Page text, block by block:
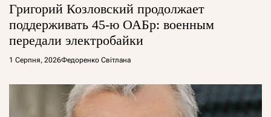
Григорий Козловский продолжает
поддерживать 45-ю ОАБр: военным
передали электробайки
1 Серпня, 2026Федоренко Світлана